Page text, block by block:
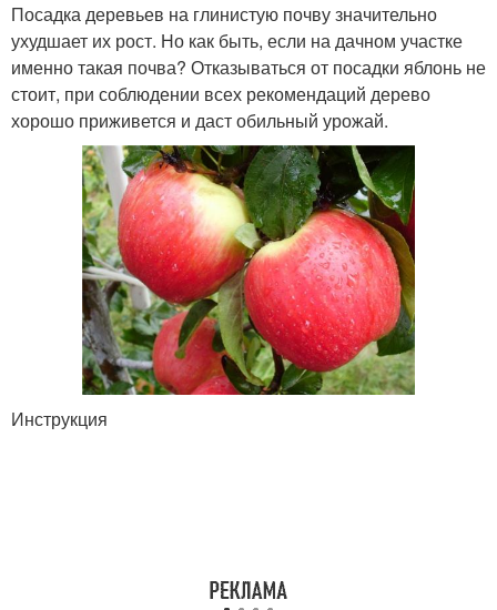
Посадка деревьев на глинистую почву значительно
ухудшает их рост. Но как быть, если на дачном участке
именно такая почва? Отказываться от посадки яблонь не
стоит, при соблюдении всех рекомендаций дерево
хорошо приживется и даст обильный урожай.
Инструкция